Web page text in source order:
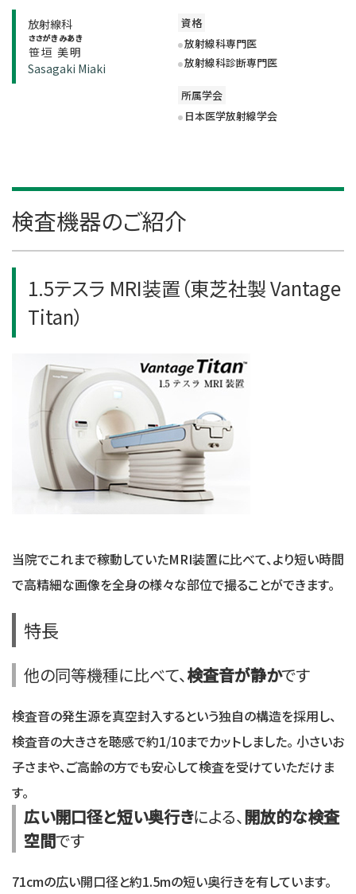
放射線科
笹垣 美明
ささがき みあき
Sasagaki Miaki
資格
放射線科専門医
放射線科診断専門医
所属学会
日本医学放射線学会
検査機器のご紹介
1.5テスラ MRI装置（東芝社製 Vantage
Titan）
当院でこれまで稼動していたMRI装置に比べて、より短い時間
で高精細な画像を全身の様々な部位で撮ることができます。
特長
他の同等機種に比べて、検査音が静かです
検査音の発生源を真空封入するという独自の構造を採用し、
検査音の大きさを聴感で約1/10までカットしました。 小さいお
子さまや、ご高齢の方でも安心して検査を受けていただけま
す。
広い開口径と短い奥行きによる、開放的な検査
空間です
71cmの広い開口径と約1.5mの短い奥行きを有しています。